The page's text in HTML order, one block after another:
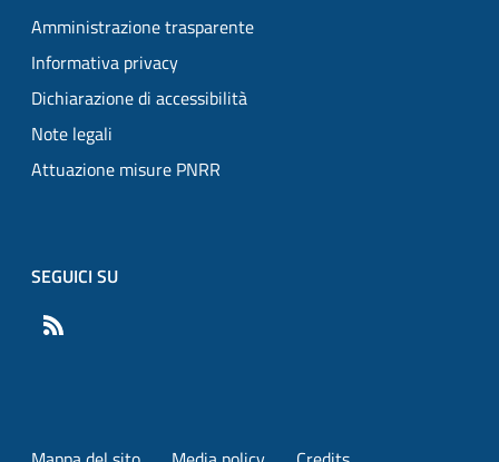
Amministrazione trasparente
Informativa privacy
Dichiarazione di accessibilità
Note legali
Attuazione misure PNRR
SEGUICI SU